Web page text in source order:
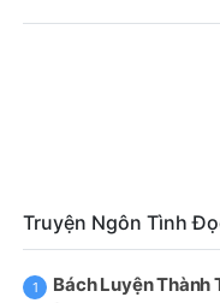
Truyện Ngôn Tình
1 Bách Luyện Thành